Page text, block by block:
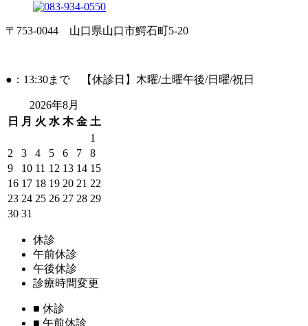
〒753-0044 山口県山口市鰐石町5-20
●：13:30まで 【休診日】木曜/土曜午後/日曜/祝日
2026年8月
日
月 火 水 木 金 土
1
2
3 4 5 6 7
8
9
10 11 12 13 14 15
16 17 18 19 20 21 22
23 24 25 26 27 28 29
30 31
休診
午前休診
午後休診
診療時間変更
■ 休診
■ 午前休診